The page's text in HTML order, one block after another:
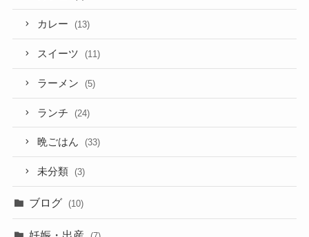
カレー (13)
スイーツ (11)
ラーメン (5)
ランチ (24)
晩ごはん (33)
未分類 (3)
ブログ (10)